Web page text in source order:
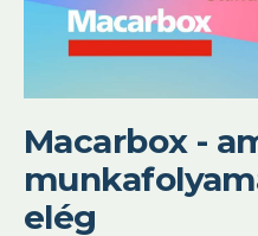
Macarbox -
elég